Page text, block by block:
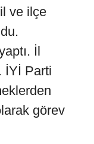
ve ilçe
İl
İYİ Parti
görev